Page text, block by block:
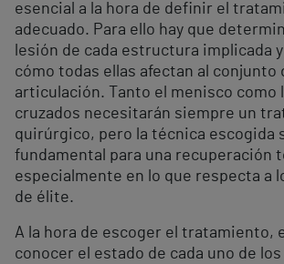
esencial a la hora de definir el
adecuado. Para ello hay que
lesión de cada estructura implicada
cómo todas ellas afectan al conjunto
articulación. Tanto el menisco como
cruzados necesitarán siempre un
quirúrgico, pero la técnica escogida
fundamental para una recuperación
especialmente en lo que respecta a
de élite.
A la hora de escoger el tratamiento,
conocer el estado de cada uno de